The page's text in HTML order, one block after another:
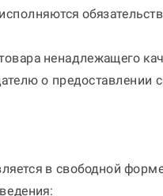
ненадлежащего
о предоставлении
в свободной